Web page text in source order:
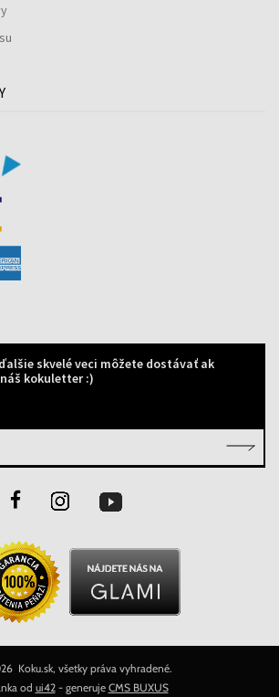
skvelé veci môžete dostávať ak
kokuletter :)
Koku.sk, všetky práva vyhradené.
od ui42- generuje CMS BUXUS